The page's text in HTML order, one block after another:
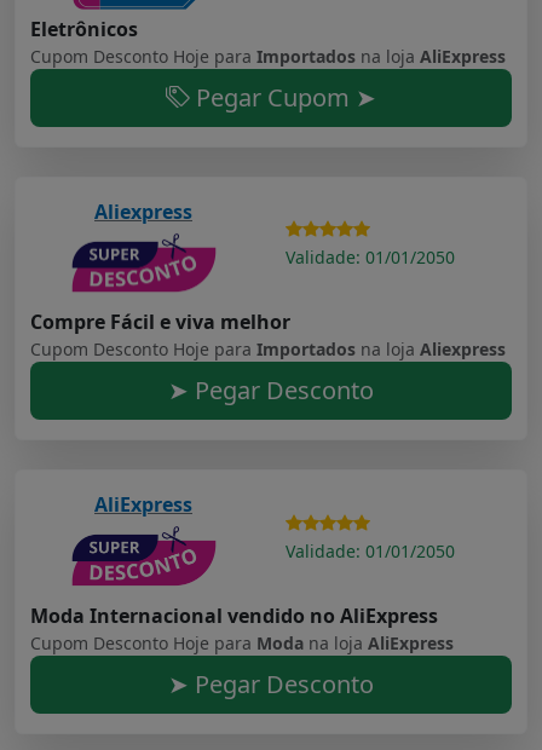
Eletrônicos
Cupom Desconto Hoje para Importados na loja AliExpress
Pegar Cupom ➤
Aliexpress
Validade: 01/01/2050
Compre Fácil e viva melhor
Cupom Desconto Hoje para Importados na loja Aliexpress
➤ Pegar Desconto
AliExpress
Validade: 01/01/2050
Moda Internacional vendido no AliExpress
Cupom Desconto Hoje para Moda na loja AliExpress
➤ Pegar Desconto